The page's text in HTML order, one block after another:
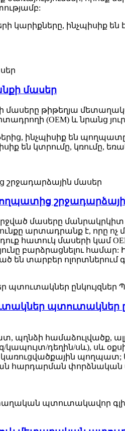
կարիքները, ինչպիսիք են
մասեր
թիթեղյա
(OEM) և նրանց
ինչպիսիք են
են կտրումը, կռումը,
պողպատից
մասերը
արտադրանք է, որը
հատուկ մասերի կամ
բարձրացնելու
տարբեր ոլորտներում
պտուտակներ
պղնձի համաձուլվածք,
դեղին/սև), սև
պողպատ;
հարդարման փորձնական